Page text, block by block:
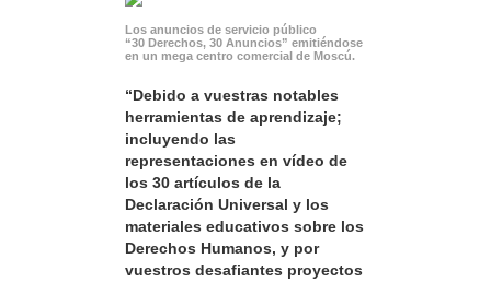
Los anuncios de servicio público
“30 Derechos, 30 Anuncios” emitiéndose
en un mega centro comercial de Moscú.
“Debido a vuestras notables
herramientas de aprendizaje;
incluyendo las
representaciones en vídeo de
los 30 artículos de la
Declaración Universal y los
materiales educativos sobre los
Derechos Humanos, y por
vuestros desafiantes proyectos